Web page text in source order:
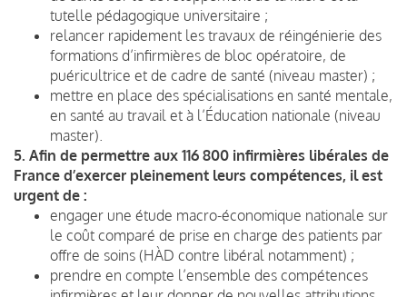
tutelle pédagogique universitaire ;
relancer rapidement les travaux de réingénierie des
formations d’infirmières de bloc opératoire, de
puéricultrice et de cadre de santé (niveau master) ;
mettre en place des spécialisations en santé mentale,
en santé au travail et à l’Éducation nationale (niveau
master).
5. Afin de permettre aux 116 800 infirmières libérales de
France d’exercer pleinement leurs compétences, il est
urgent de :
engager une étude macro-économique nationale sur
le coût comparé de prise en charge des patients par
offre de soins (HÀD contre libéral notamment) ;
prendre en compte l’ensemble des compétences